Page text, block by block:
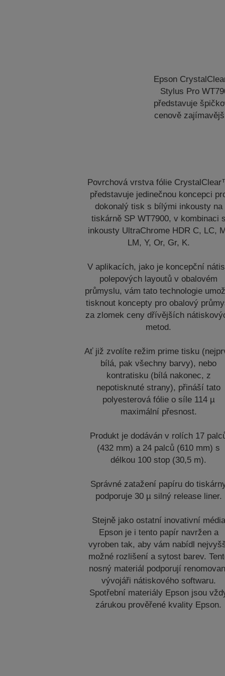
Epson
Stylus Pro
představuje
cenově
Povrchová vrstva fólie
představuje jedinečnou koncepci
dokonalý tisk s bílými inkousty na
tiskárně SP WT7900, v kombinaci s
inkousty UltraChrome HDR C, LC,
LM, Y, Or, Gr, K.
V aplikacích, jako je koncepční
polepových layoutů v obalovém
průmyslu, vám tato technologie
tisknout koncepty pro obalový
za zlomek ceny dřívějších
metod.
Ať již zvolíte režim prime tisku
bílá, pak všechny barvy), nebo
kontratisku (bílá nakonec, z
nepotisknuté strany), přináší tato
polyesterová fólie o síle 114 µ
maximální přesnost.
Produkt je dodáván v rolích 17
(432 mm) a 24 palců (610 mm) s
délkou 100 stop (30,5 m).
Správné zatažení papíru do
podporuje 30 µ silný release liner.
Stejně jako ostatní inovativní média
Epson je i tento papír navržen a
vyroben tak, aby vám nabídl
možné rozlišení a sytost barev.
nosný materiál podporují
vývojáři nátiskového softwaru.
Spotřební materiály Epson jsou
zárukou prověřené kvality Epson.